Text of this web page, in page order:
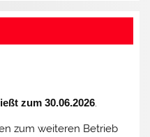
zum 30.06.2026.
zum weiteren Betrieb